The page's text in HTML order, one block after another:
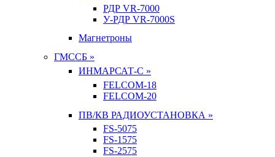
РДР VR-7000
У-РДР VR-7000S
Магнетроны
ГМССБ »
ИНМАРСАТ-С »
FELCOM-18
FELCOM-20
ПВ/КВ РАДИОУСТАНОВКА »
FS-5075
FS-1575
FS-2575